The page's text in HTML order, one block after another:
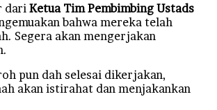
dari Ketua Tim Pembimbing Ustads
bahwa mereka telah
Segera akan mengerjakan
pun dah selesai dikerjakan,
akan istirahat dan menjakankan